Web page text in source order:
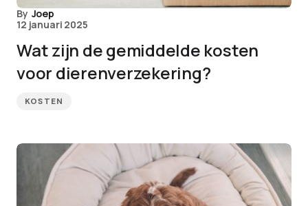
By Joep
12 januari 2025
Wat zijn de gemiddelde kosten
voor dierenverzekering?
KOSTEN